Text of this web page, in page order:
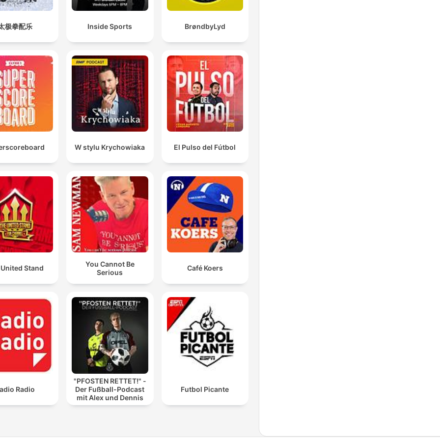
极拳配乐 Inside Sports BrøndbyLyd
W stylu Krychowiaka El Pulso del Fútbol
Stand
You Cannot Be
Serious
Café Koers
Radio
"PFOSTEN RETTET!" -
Der Fußball-Podcast
mit Alex und Dennis
Futbol Picante